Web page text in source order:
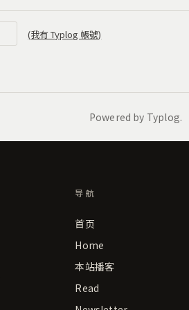
导航
首页
Home
本站播客
Read